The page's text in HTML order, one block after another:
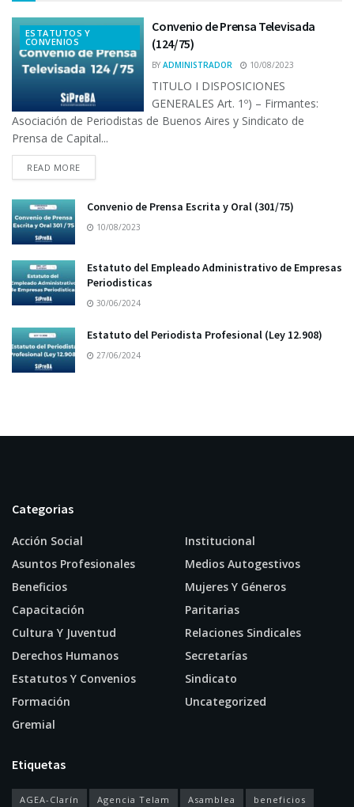
ESTATUTOS Y
CONVENIOS
Convenio de Prensa Televisada
(124/75)
BY ADMINISTRADOR 10/08/2023
TITULO I DISPOSICIONES
GENERALES Art. 1º) – Firmantes:
Asociación de Periodistas de Buenos Aires y Sindicato de
Prensa de Capital...
READ MORE
Convenio de Prensa Escrita y Oral (301/75)
10/08/2023
Estatuto del Empleado Administrativo de Empresas
Periodisticas
30/06/2024
Estatuto del Periodista Profesional (Ley 12.908)
27/06/2024
Categorias
Acción Social
Asuntos Profesionales
Beneficios
Capacitación
Cultura Y Juventud
Derechos Humanos
Estatutos Y Convenios
Formación
Gremial
Institucional
Medios Autogestivos
Mujeres Y Géneros
Paritarias
Relaciones Sindicales
Secretarías
Sindicato
Uncategorized
Etiquetas
AGEA-Clarín Agencia Telam Asamblea beneficios